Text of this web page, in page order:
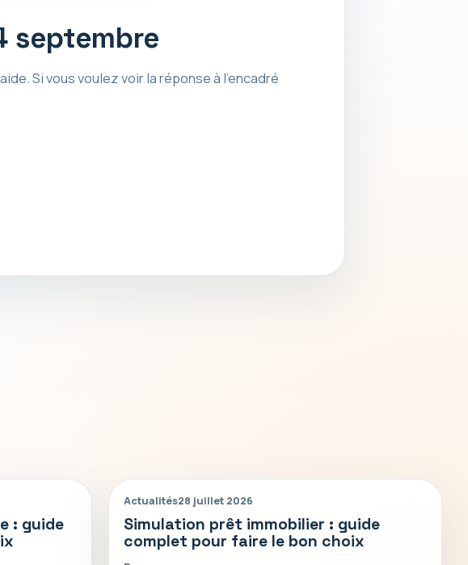
septembre
Si vous voulez voir la réponse à l’encadré
: guide
Actualités28 juillet 2026
Simulation prêt immobilier : guide
complet pour faire le bon choix